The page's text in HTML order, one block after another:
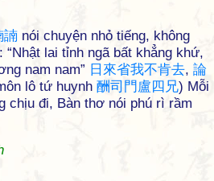
諵 nói chuyện nhỏ tiếng, không
: “Nhật lai tỉnh ngã bất khẳng khứ,
nam nam” 日 來省我不肯去, 論
lô tứ huynh 酬司 門盧四 兄) Mỗi
chịu đi, Bàn thơ nói phú rì rầm